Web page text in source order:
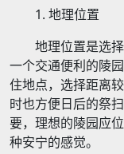
1. 地理位置
地理位置是选
一个交通便利的陵
住地点，选择距离
时也方便日后的祭
要，理想的陵园应
种安宁的感觉。